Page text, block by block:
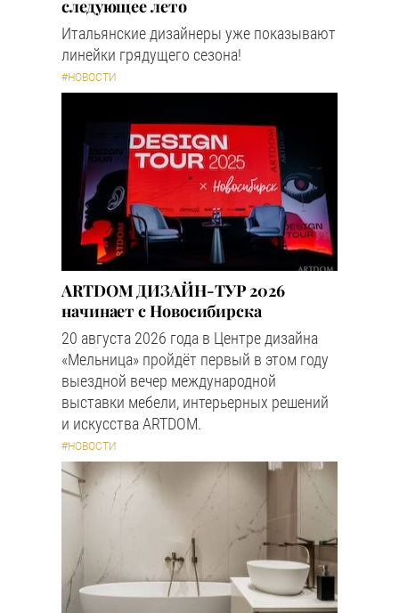
следующее лето
Итальянские дизайнеры уже показывают
линейки грядущего сезона!
#НОВОСТИ
ARTDOM ДИЗАЙН-ТУР 2026
начинает с Новосибирска
20 августа 2026 года в Центре дизайна
«Мельница» пройдёт первый в этом году
выездной вечер международной
выставки мебели, интерьерных решений
и искусства ARTDOM.
#НОВОСТИ